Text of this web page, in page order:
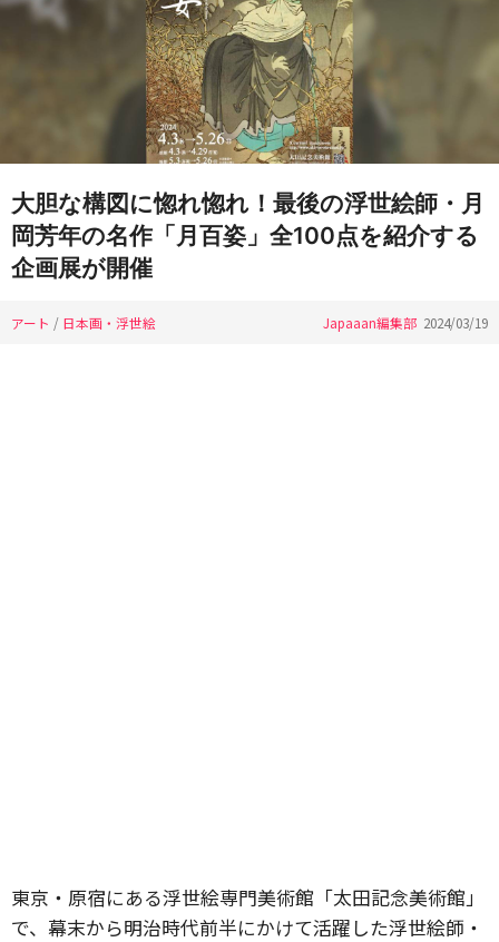
大胆な構図に惚れ惚れ！最後の浮世絵師・月
岡芳年の名作「月百姿」全100点を紹介する
企画展が開催
アート / 日本画・浮世絵 Japaaan編集部 2024/03/19
東京・原宿にある浮世絵専門美術館「太田記念美術館」
で、幕末から明治時代前半にかけて活躍した浮世絵師・